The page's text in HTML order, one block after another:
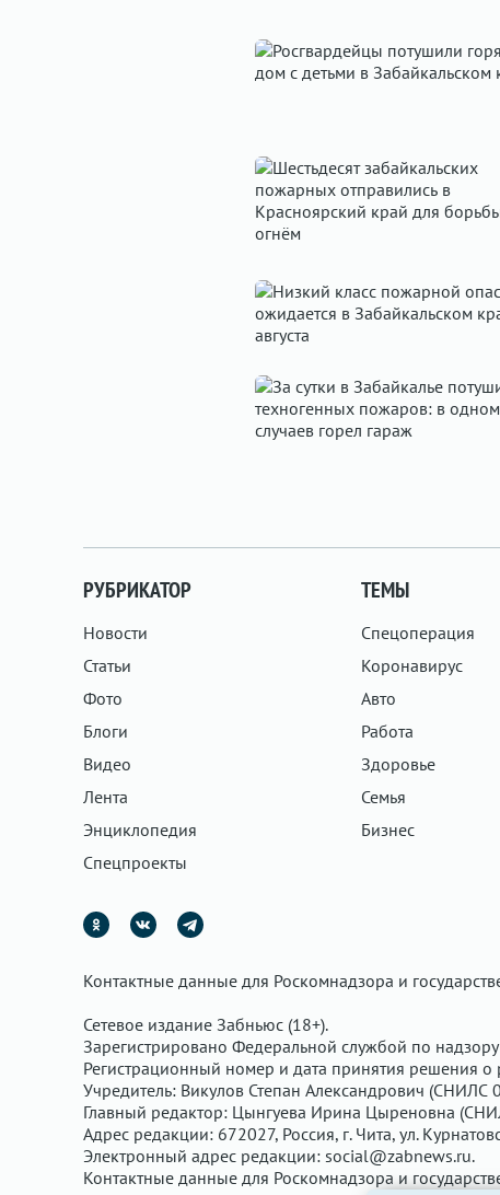
РУБРИКАТОР
Новости
Статьи
Фото
Блоги
Видео
Лента
Энциклопедия
Спецпроекты
ТЕМЫ
Спецоперация
Коронавирус
Авто
Работа
Здоровье
Семья
Бизнес
Контактные данные для Роскомнадзора и
Сетевое издание Забньюс (18+).
Зарегистрировано Федеральной службой по
Регистрационный номер и дата принятия решения
Учредитель: Викулов Степан Александрович (СНИЛС
Главный редактор: Цынгуева Ирина Цыреновна
Адрес редакции: 672027, Россия, г. Чита, ул.
Электронный адрес редакции: social@zabnews.ru.
Контактные данные для Роскомнадзора и